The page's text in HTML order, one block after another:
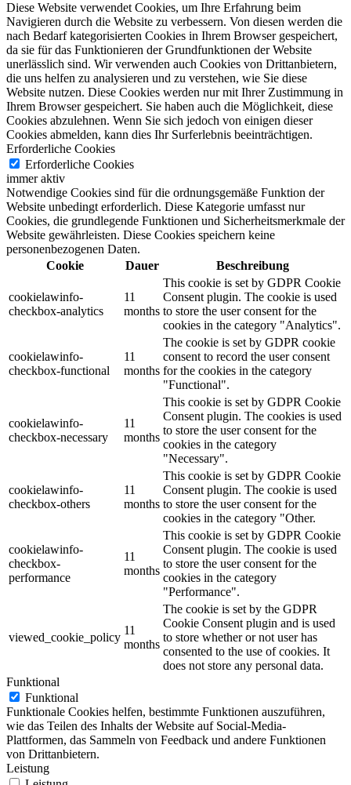
Diese Website verwendet Cookies, um Ihre Erfahrung beim
Navigieren durch die Website zu verbessern. Von diesen werden die
nach Bedarf kategorisierten Cookies in Ihrem Browser gespeichert,
da sie für das Funktionieren der Grundfunktionen der Website
unerlässlich sind. Wir verwenden auch Cookies von Drittanbietern,
die uns helfen zu analysieren und zu verstehen, wie Sie diese
Website nutzen. Diese Cookies werden nur mit Ihrer Zustimmung in
Ihrem Browser gespeichert. Sie haben auch die Möglichkeit, diese
Cookies abzulehnen. Wenn Sie sich jedoch von einigen dieser
Cookies abmelden, kann dies Ihr Surferlebnis beeinträchtigen.
Erforderliche Cookies
Erforderliche Cookies
immer aktiv
Notwendige Cookies sind für die ordnungsgemäße Funktion der
Website unbedingt erforderlich. Diese Kategorie umfasst nur
Cookies, die grundlegende Funktionen und Sicherheitsmerkmale der
Website gewährleisten. Diese Cookies speichern keine
personenbezogenen Daten.
Cookie
Dauer Beschreibung
cookielawinfo-
checkbox-analytics
11
months
This cookie is set by GDPR Cookie
Consent plugin. The cookie is used
to store the user consent for the
cookies in the category "Analytics".
cookielawinfo-
checkbox-functional
11
months
The cookie is set by GDPR cookie
consent to record the user consent
for the cookies in the category
"Functional".
cookielawinfo-
checkbox-necessary
11
months
This cookie is set by GDPR Cookie
Consent plugin. The cookies is used
to store the user consent for the
cookies in the category
"Necessary".
cookielawinfo-
checkbox-others
11
months
This cookie is set by GDPR Cookie
Consent plugin. The cookie is used
to store the user consent for the
cookies in the category "Other.
cookielawinfo-
checkbox-
performance
11
months
This cookie is set by GDPR Cookie
Consent plugin. The cookie is used
to store the user consent for the
cookies in the category
"Performance".
viewed_cookie_policy
11
months
The cookie is set by the GDPR
Cookie Consent plugin and is used
to store whether or not user has
consented to the use of cookies. It
does not store any personal data.
Funktional
Funktional
Funktionale Cookies helfen, bestimmte Funktionen auszuführen,
wie das Teilen des Inhalts der Website auf Social-Media-
Plattformen, das Sammeln von Feedback und andere Funktionen
von Drittanbietern.
Leistung